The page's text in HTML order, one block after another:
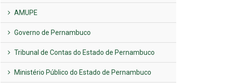
AMUPE
Governo de Pernambuco
Tribunal de Contas do Estado de Pernambuco
Ministério Público do Estado de Pernambuco